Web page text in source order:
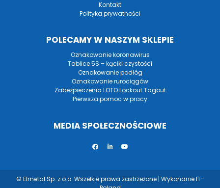
Kontakt
Polityka prywatności
POLECAMY W NASZYM SKLEPIE
Oznakowanie koronawirus
Tablice 5S – kąciki czystości
Oznakowanie podłóg
Oznakowanie rurociągów
Zabezpieczenia LOTO Lockout Tagout
Pierwsza pomoc w pracy
MEDIA SPOŁECZNOŚCIOWE
© Elmetal Sp. z o.o. Wszelkie prawa zastrzeżone | WykonanieIT-